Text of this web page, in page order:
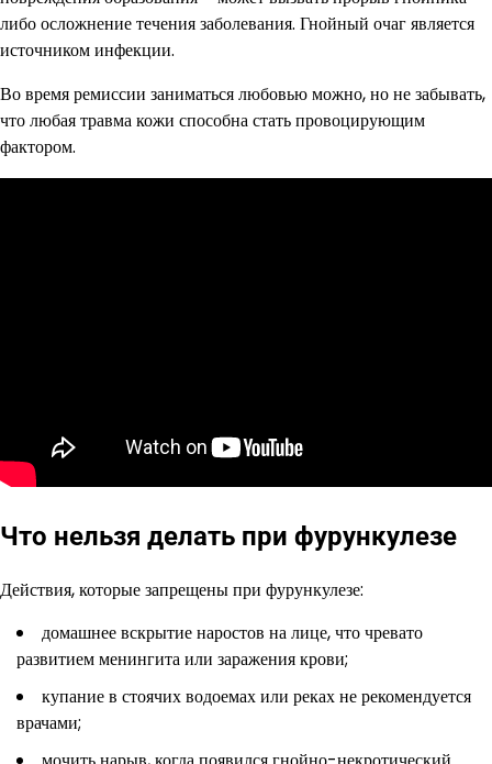
либо осложнение течения заболевания. Гнойный очаг является
источником инфекции.
Во время ремиссии заниматься любовью можно, но не забывать,
что любая травма кожи способна стать провоцирующим
фактором.
Что нельзя делать при фурункулезе
Действия, которые запрещены при фурункулезе:
домашнее вскрытие наростов на лице, что чревато
развитием менингита или заражения крови;
купание в стоячих водоемах или реках не рекомендуется
врачами;